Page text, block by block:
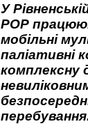
У
РОР
мобільні
паліативні
комплексну